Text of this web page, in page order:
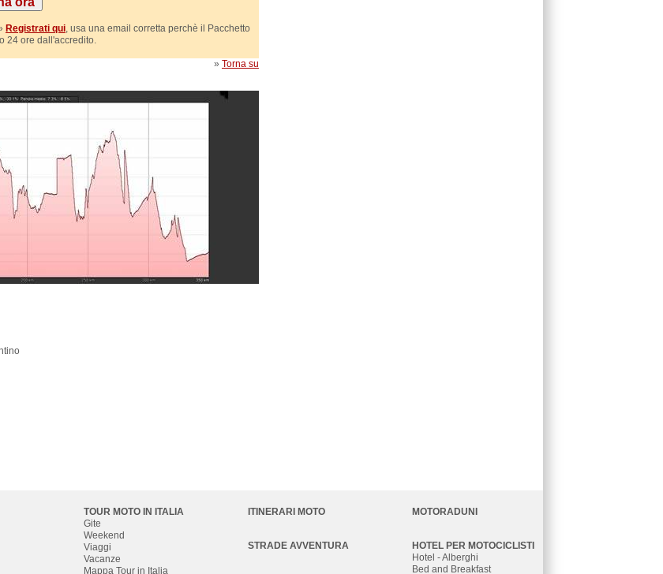
Registrati qui, usa una email corretta perchè il Pacchetto
24 ore dall'accredito.
» Torna su
TOUR MOTO IN ITALIA
Gite
Weekend
Viaggi
Vacanze
Mappa Tour in Italia
ITINERARI MOTO
STRADE AVVENTURA
MOTORADUNI
HOTEL PER MOTOCICLISTI
Hotel - Alberghi
Bed and Breakfast